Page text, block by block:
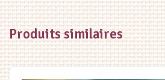
Produits similaires